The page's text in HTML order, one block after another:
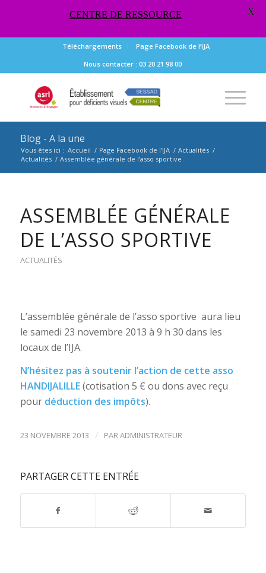
Téléchargements
Page Facebook de l’IJA
Nous contacter : 03 20 21 98 00
Blog - A la une
Vous êtes ici : Accueil / Page Facebook de l’IJA / Actualités /
Actualités / Assemblée générale de l’asso sportive
ASSEMBLÉE GÉNÉRALE
DE L’ASSO SPORTIVE
ACTUALITÉS
L’assemblée générale de l’asso sportive aura lieu
le samedi 23 novembre 2013 à 9 h 30 dans les
locaux de l’IJA.
N’hésitez pas à soutenir l’action de cette asso
HANDIJALILLE(cotisation 5 € ou dons avec reçu
pour déduction des impôts).
23 NOVEMBRE 2013 / PARADMINISTRATEUR
PARTAGER CETTE ENTRÉE
CENTRE DE RESSOURCE X